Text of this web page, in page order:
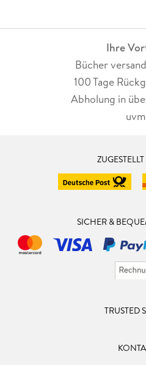
Ihre
Bücher
100 Tage
Abholung in
SICHER &
TRUSTED